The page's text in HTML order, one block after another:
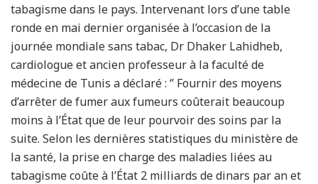
tabagisme dans le pays. Intervenant lors d’une table
ronde en mai dernier organisée à l’occasion de la
journée mondiale sans tabac, Dr Dhaker Lahidheb,
cardiologue et ancien professeur à la faculté de
médecine de Tunis a déclaré : ‘’ Fournir des moyens
d’arrêter de fumer aux fumeurs coûterait beaucoup
moins à l’État que de leur pourvoir des soins par la
suite. Selon les dernières statistiques du ministère de
la santé, la prise en charge des maladies liées au
tabagisme coûte à l’État 2 milliards de dinars par an et